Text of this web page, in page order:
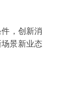
，创新消
景新业态